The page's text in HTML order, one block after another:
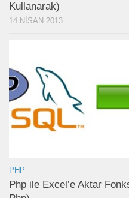
Kullanarak)
14 NISAN 2013
PHP
Php ile Excel’e Aktar